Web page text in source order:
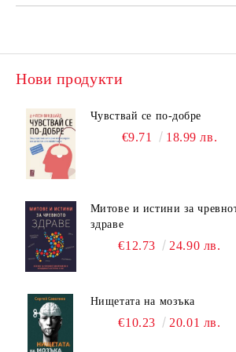
Нови продукти
Чувствай се по-добре
€9.71 18.99 лв.
Митове и истини за
здраве
€12.73 24.90 лв.
Нищетата на мозъка
€10.23 20.01 лв.